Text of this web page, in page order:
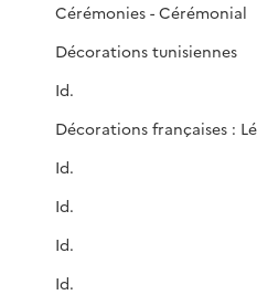
Cérémonies - Cérémonial
Décorations tunisiennes
Id.
Décorations françaises :
Id.
Id.
Id.
Id.